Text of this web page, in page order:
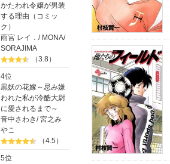
かたわれ令嬢が男装
する理由（コミッ
ク）
雨宮 レイ． / MONA/
SORAJIMA
（3.8）
4位
黒妖の花嫁～忌み嫌
われた私が冷酷大尉
に愛されるまで～
音中さわき/宮之み
やこ
（4.5）
5位